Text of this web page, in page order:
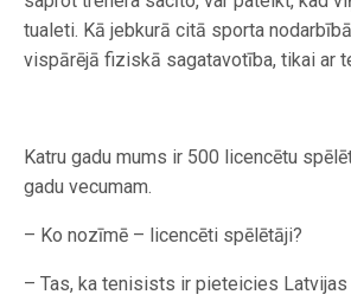
tualeti. Kā jebkurā citā sporta
vispārējā fiziskā sagatavotība, tikai ar
Katru gadu mums ir 500 licencētu
gadu vecumam.
– Ko nozīmē – licencēti spēlētāji?
– Tas, ka tenisists ir pieteicies